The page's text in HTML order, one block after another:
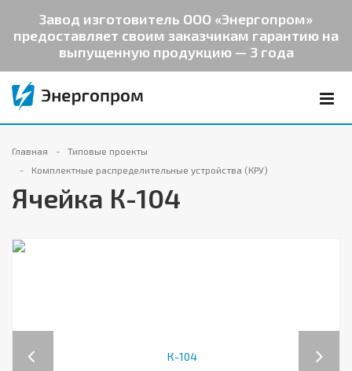
Завод изготовитель ООО «Энергопром»
предоставляет своим заказчикам гарантию на
выпущенную продукцию — 3 года
Главная
Типовые проекты
Комплектные распределительные устройства (КРУ)
Ячейка К-104